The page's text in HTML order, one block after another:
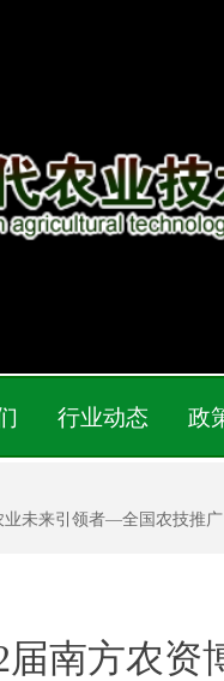
行业动态 政
届南方农资
业未来引领者—全国农技推广